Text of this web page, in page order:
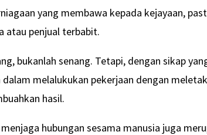
yang membawa kepada kejayaan,
atau penjual terbabit.
bukanlah senang. Tetapi, dengan sikap
melalukukan pekerjaan dengan
hasil.
hubungan sesama manusia juga